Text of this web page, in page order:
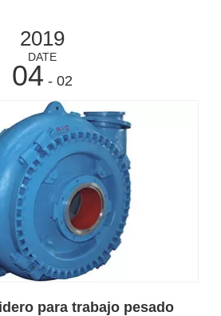
2019
DATE
04 - 02
para trabajo pesado